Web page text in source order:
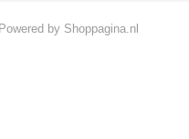
by Shoppagina.nl